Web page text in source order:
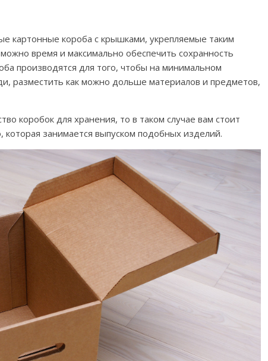
картонные короба с крышками, укрепляемые таким
время и максимально обеспечить сохранность
производятся для того, чтобы на минимальном
разместить как можно дольше материалов и предметов,
коробок для хранения, то в таком случае вам стоит
занимается выпуском подобных изделий.